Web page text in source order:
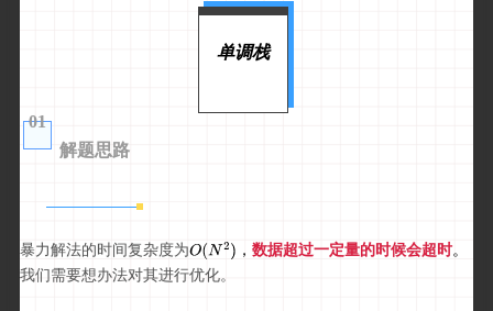
单调栈
01
解题思路
暴力解法的时间复杂度为 ， 数据超过一定量的时候会超时。
我们需要想办法对其进行优化。